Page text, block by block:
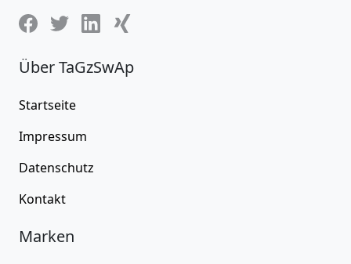
Über TaGzSwAp
Startseite
Impressum
Datenschutz
Kontakt
Marken